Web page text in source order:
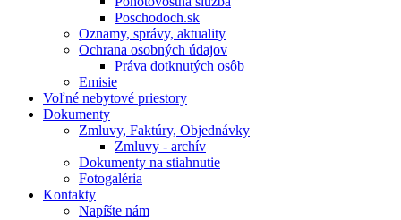
Poschodoch.sk
Oznamy, správy, aktuality
Ochrana osobných údajov
Práva dotknutých osôb
Emisie
Voľné nebytové priestory
Dokumenty
Zmluvy, Faktúry, Objednávky
Zmluvy - archív
Dokumenty na stiahnutie
Fotogaléria
Kontakty
Napíšte nám